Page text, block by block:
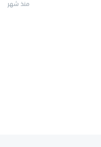
منذ شهر